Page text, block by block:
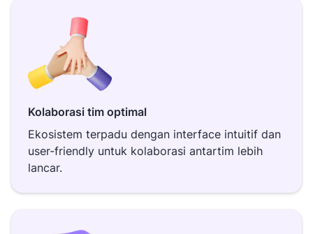
Kolaborasi tim optimal
Ekosistem terpadu dengan interface intuitif dan
user-friendly untuk kolaborasi antartim lebih
lancar.